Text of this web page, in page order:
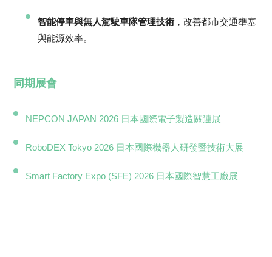
智能停車與無人駕駛車隊管理技術 ，改善都市交通壅塞
與能源效率。
同期展會
NEPCON JAPAN 2026 日本國際電子製造關連展
RoboDEX Tokyo 2026 日本國際機器人研發暨技術大展
Smart Factory Expo (SFE) 2026 日本國際智慧工廠展